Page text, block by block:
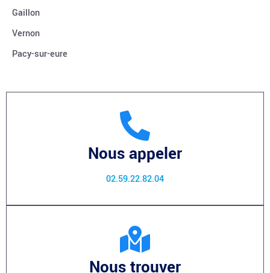
Gaillon
Vernon
Pacy-sur-eure
Nous appeler
02.59.22.82.04
Nous trouver